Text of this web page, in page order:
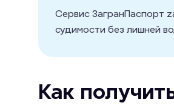
Cервис ЗагранПаспорт
судимости без лишней
Как